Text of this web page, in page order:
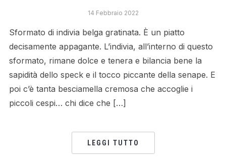
14 Febbraio 2022
Sformato di indivia belga gratinata. È un piatto
decisamente appagante. L’indivia, all’interno di questo
sformato, rimane dolce e tenera e bilancia bene la
sapidità dello speck e il tocco piccante della senape. E
poi c’è tanta besciamella cremosa che accoglie i
piccoli cespi… chi dice che […]
LEGGI TUTTO